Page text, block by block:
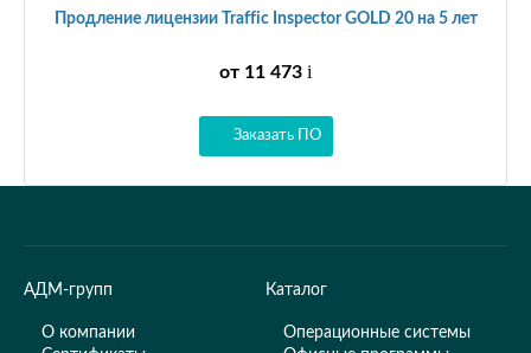
Продление лицензии Traffic Inspector GOLD 20 на 5 лет
от 11 473 i
Заказать ПО
АДМ-групп
О компании
Каталог
Операционные системы